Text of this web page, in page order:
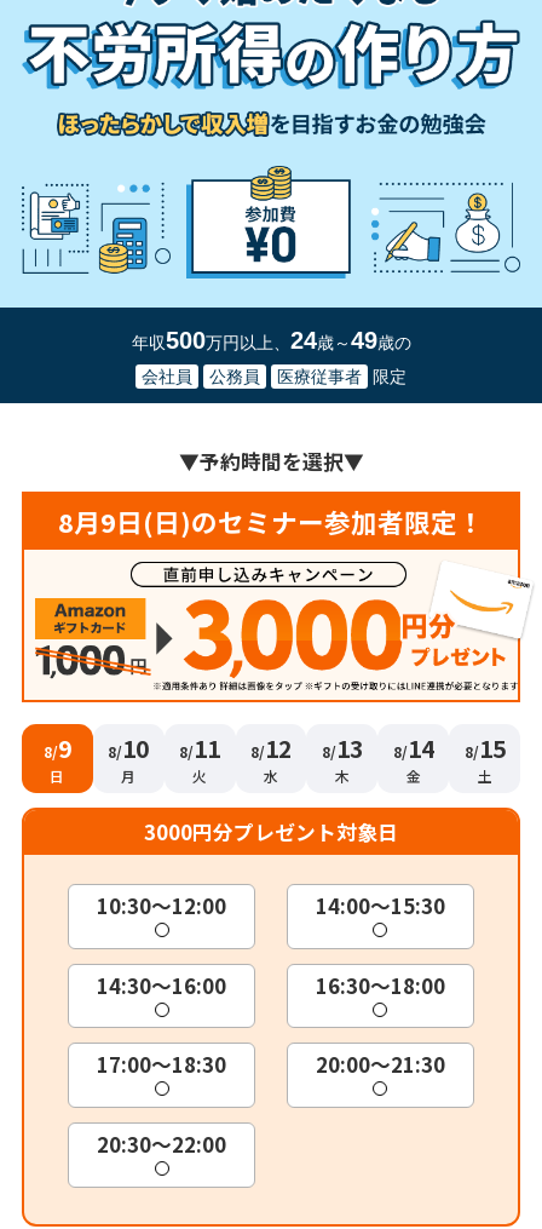
年収500万円以上、 24歳～49歳の
会社員
公務員 医療従事者 限定
▼予約時間を選択▼
8月9日(日)のセミナー参加者限定！
8/9
日
8/10
月
8/11
火
8/12
水
8/13
木
8/14
金
8/15
土
3000円分プレゼント対象日
10:30～12:00 14:00～15:30
14:30～16:00 16:30～18:00
17:00～18:30 20:00～21:30
20:30～22:00